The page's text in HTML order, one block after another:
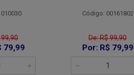
99,90
79,99
Código: 00161802
De: R$ 99,90
Por: R$ 79,99